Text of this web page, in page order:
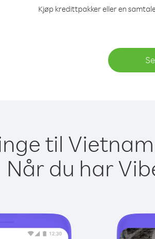
Kjøp kredittpakker eller en
til
Når du har